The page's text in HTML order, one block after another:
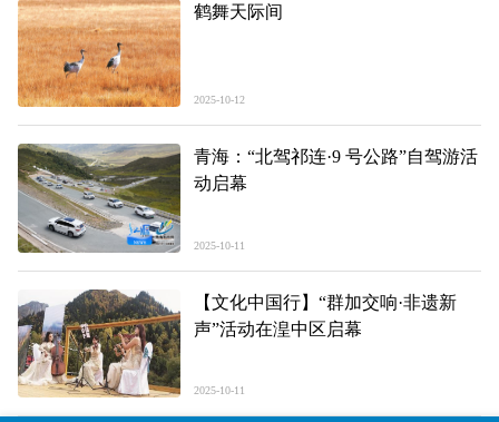
鹤舞天际间
2025-10-12
青海：“北驾祁连·9 号公路”自驾游活
动启幕
2025-10-11
【文化中国行】“群加交响·非遗新
声”活动在湟中区启幕
2025-10-11